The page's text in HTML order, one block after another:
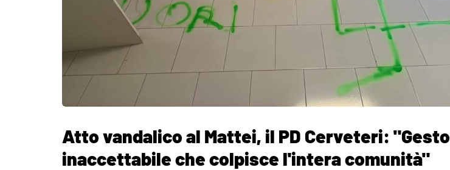
Atto vandalico al Mattei, il PD Cerveteri: "Gesto
inaccettabile che colpisce l'intera comunità"